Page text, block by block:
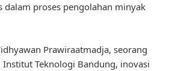
dalam proses pengolahan minyak
Prawiraatmadja, seorang
Teknologi Bandung, inovasi